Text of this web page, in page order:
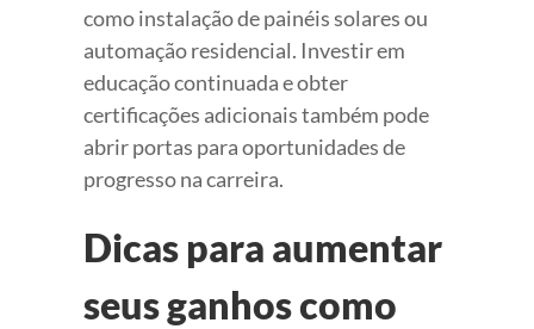
como instalação de painéis solares ou
automação residencial. Investir em
educação continuada e obter
certificações adicionais também pode
abrir portas para oportunidades de
progresso na carreira.
Dicas para aumentar
seus ganhos como